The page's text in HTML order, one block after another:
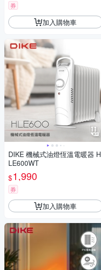
券
加入購物車
DIKE 機械式油燈恆溫電暖器 H
LE600WT
$1,990
券
加入購物車